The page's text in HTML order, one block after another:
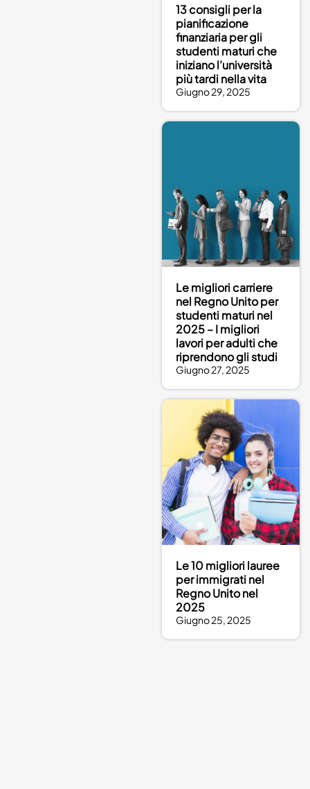
13 consigli per la
pianificazione
finanziaria per gli
studenti maturi che
iniziano l’università
più tardi nella vita
Giugno 29, 2025
Le migliori carriere
nel Regno Unito per
studenti maturi nel
2025 – I migliori
lavori per adulti che
riprendono gli studi
Giugno 27, 2025
Le 10 migliori lauree
per immigrati nel
Regno Unito nel
2025
Giugno 25, 2025